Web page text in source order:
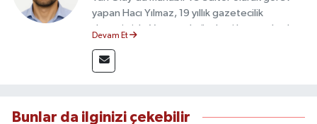
yapan Hacı Yılmaz, 19 yıllık gazetecilik
deneyimiyle Van yerel gündemi başta olmak
takip etmektedir. Editoryal sürece katkı sunan
Yılmaz, tarafsızlık, doğruluk ve etik ilkeler
bilgilendirmektedir.
Devam Et
Bunlar da ilginizi çekebilir